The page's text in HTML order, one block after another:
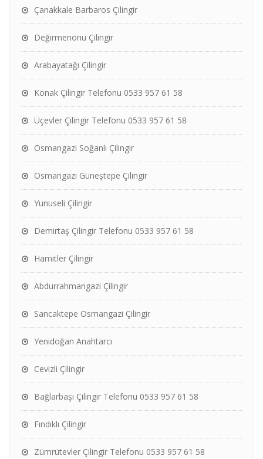
Çanakkale Barbaros Çilingir
Değirmenönü Çilingir
Arabayatağı Çilingir
Konak Çilingir Telefonu 0533 957 61 58
Üçevler Çilingir Telefonu 0533 957 61 58
Osmangazi Soğanlı Çilingir
Osmangazi Güneştepe Çilingir
Yunuseli Çilingir
Demirtaş Çilingir Telefonu 0533 957 61 58
Hamitler Çilingir
Abdurrahmangazi Çilingir
Sancaktepe Osmangazi Çilingir
Yenidoğan Anahtarcı
Cevizli Çilingir
Bağlarbaşı Çilingir Telefonu 0533 957 61 58
Fındıklı Çilingir
Zümrütevler Çilingir Telefonu 0533 957 61 58